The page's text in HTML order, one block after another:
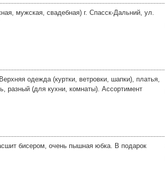
мужская, свадебная) г. Спасск-Дальний, ул.
одежда (куртки, ветровки, шапки), платья,
(для кухни, комнаты). Ассортимент
бисером, очень пышная юбка. В подарок